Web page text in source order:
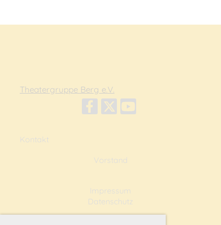
Theatergruppe Berg e.V.
Kontakt
Vorstand
Impressum
Datenschutz